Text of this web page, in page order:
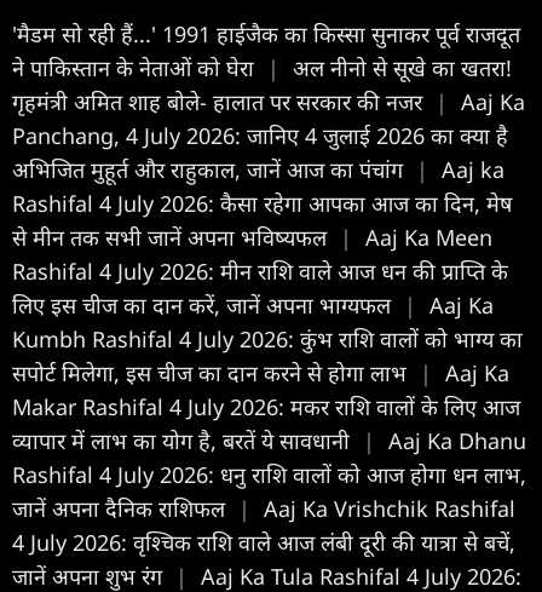
'मैडम सो रही हैं...' 1991 हाईजैक का किस्सा सुनाकर पूर्व राजदूत
ने पाकिस्तान के नेताओं को घेरा
|
अल नीनो से सूखे का खतरा!
गृहमंत्री अमित शाह बोले- हालात पर सरकार की नजर |
Aaj Ka
Panchang, 4 July 2026: जानिए 4 जुलाई 2026 का क्या है
अभिजित मुहूर्त और राहुकाल, जानें आज का पंचांग |
Aaj ka
Rashifal 4 July 2026: कैसा रहेगा आपका आज का द‍िन, मेष
से मीन तक सभी जानें अपना भविष्यफल |
Aaj Ka Meen
Rashifal 4 July 2026: मीन राशि वाले आज धन की प्राप्ति के
लिए इस चीज का दान करें, जानें अपना भाग्यफल |
Aaj Ka
Kumbh Rashifal 4 July 2026: कुंभ राशि वालों को भाग्य का
सपोर्ट मिलेगा, इस चीज का दान करने से होगा लाभ
|
Aaj Ka
Makar Rashifal 4 July 2026: मकर राशि वालों के लिए आज
व्यापार में लाभ का योग है, बरतें ये सावधानी
|
Aaj Ka Dhanu
Rashifal 4 July 2026: धनु राशि वालों को आज होगा धन लाभ,
जानें अपना दैनिक राशिफल |
Aaj Ka Vrishchik Rashifal
4 July 2026: वृश्चिक राशि वाले आज लंबी दूरी की यात्रा से बचें,
जानें अपना शुभ रंग |
Aaj Ka Tula Rashifal 4 July 2026: